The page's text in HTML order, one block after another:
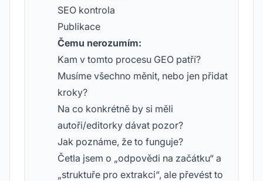
SEO kontrola
Publikace
Čemu nerozumím:
Kam v tomto procesu GEO patří?
Musíme všechno měnit, nebo jen přidat
kroky?
Na co konkrétně by si měli
autoři/editorky dávat pozor?
Jak poznáme, že to funguje?
Četla jsem o „odpovědi na začátku“ a
„struktuře pro extrakci“, ale převést to